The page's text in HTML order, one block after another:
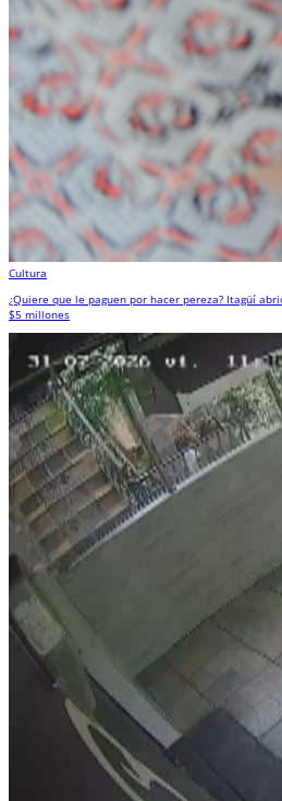
Cultura
¿Quiere que le paguen por hacer pereza? Itagüí
$5 millones